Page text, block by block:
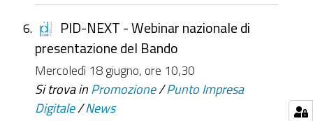
PID-NEXT - Webinar nazionale di
presentazione del Bando
Mercoledì 18 giugno, ore 10,30
Si trova in Promozione /Punto Impresa
Digitale /News